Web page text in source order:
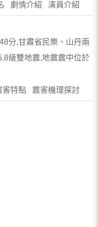
劇情介紹 演員介紹
分,甘肅省民樂、山丹兩
級雙地震,地震震中位於
特點 震害機理探討